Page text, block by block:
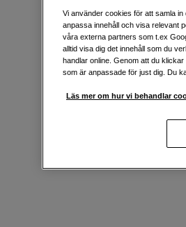
Vi använder cookies för att samla
anpassa innehåll och visa relevant
våra externa partners som t.ex
alltid visa dig det innehåll som du
handlar online. Genom att du
som är anpassade för just dig. Du
Läs mer om hur vi behandlar